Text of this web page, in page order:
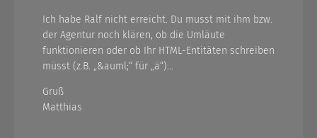
Ich habe Ralf nicht erreicht. Du musst mit ihm bzw.
der Agentur noch klären, ob die Umläute
funktionieren oder ob Ihr HTML-Entitäten schreiben
müsst (z.B. „&auml;“ für „ä“)…
Gruß
Matthias